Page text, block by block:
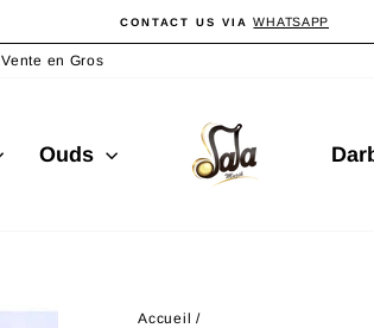
Diaporama
CONTACT US VIA WHATSAPP
Vente en Gros
Ouds
Accueil /